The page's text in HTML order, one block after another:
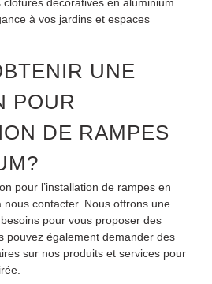
à vos jardins et espaces
UNE
POUR
DE RAMPES
pour l’installation de rampes en
nous contacter. Nous offrons une
pour vous proposer des
pouvez également demander des
sur nos produits et services pour